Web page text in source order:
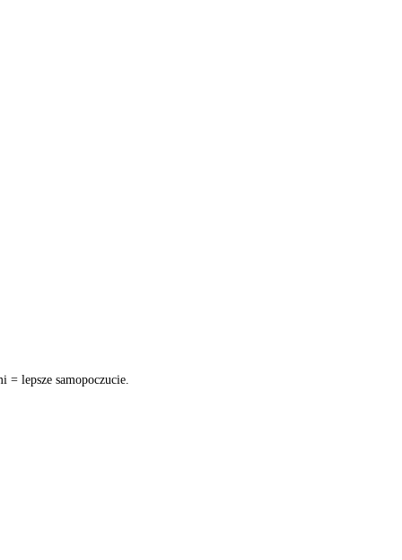
= lepsze samopoczucie.